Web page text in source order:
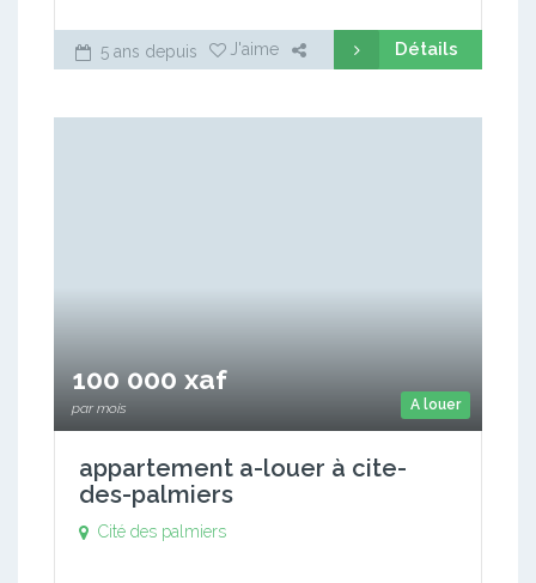
5 ans depuis J'aime Détails
A louer
100 000 xaf
par mois
appartement a-louer à cite-
des-palmiers
Cité des palmiers